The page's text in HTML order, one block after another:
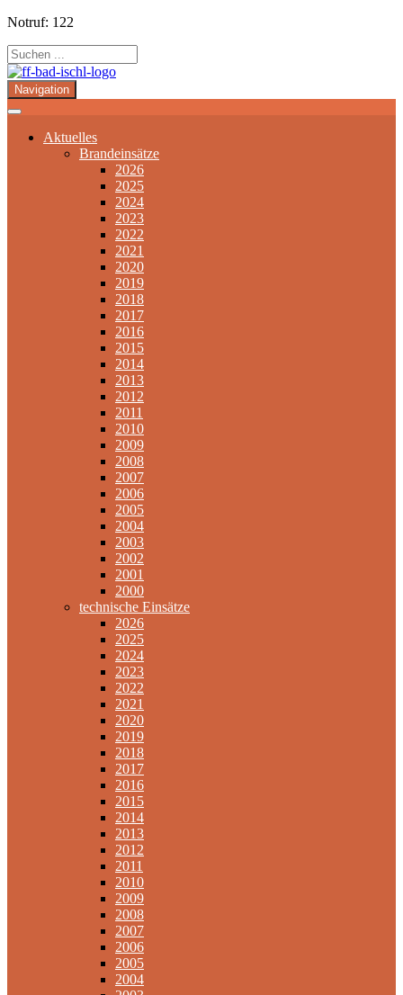
Notruf: 122
Navigation
Aktuelles
Brandeinsätze
2026
2025
2024
2023
2022
2021
2020
2019
2018
2017
2016
2015
2014
2013
2012
2011
2010
2009
2008
2007
2006
2005
2004
2003
2002
2001
2000
technische Einsätze
2026
2025
2024
2023
2022
2021
2020
2019
2018
2017
2016
2015
2014
2013
2012
2011
2010
2009
2008
2007
2006
2005
2004